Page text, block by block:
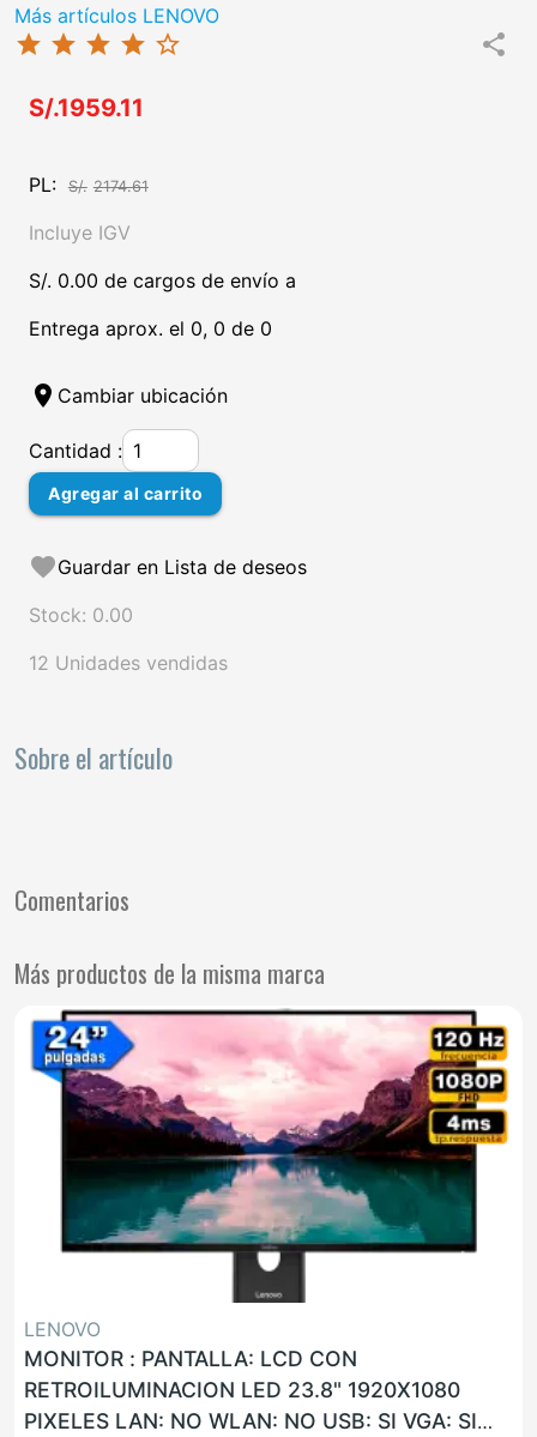
Más artículos LENOVO
star star star star star_border share
S/.1959.11
PL: S/. 2174.61
Incluye IGV
S/. 0.00 de cargos de envío a
Entrega aprox. el 0, 0 de 0
location_on Cambiar ubicación
Cantidad :
Agregar al carrito
favoriteGuardar en Lista de deseos
Stock: 0.00
12 Unidades vendidas
Sobre el artículo
Comentarios
Más productos de la misma marca
LENOVO
MONITOR : PANTALLA: LCD CON
RETROILUMINACION LED 23.8" 1920X1080
PIXELES LAN: NO WLAN: NO USB: SI VGA: SI